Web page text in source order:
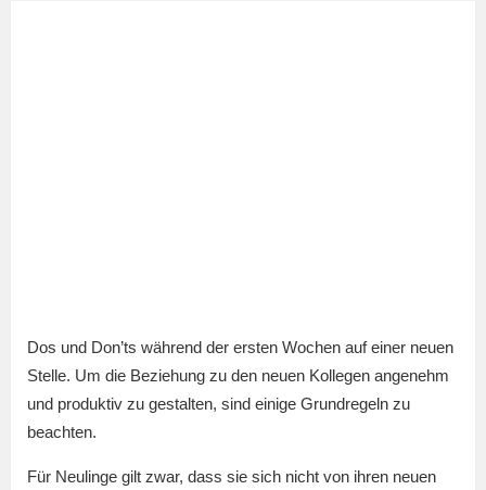
Dos und Don’ts während der ersten Wochen auf einer neuen
Stelle. Um die Beziehung zu den neuen Kollegen angenehm
und produktiv zu gestalten, sind einige Grundregeln zu
beachten.
Für Neulinge gilt zwar, dass sie sich nicht von ihren neuen